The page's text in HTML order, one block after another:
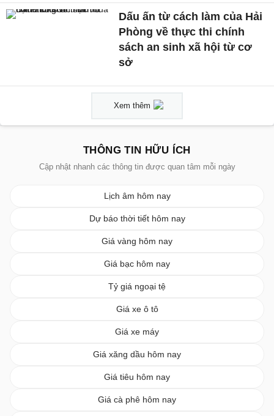
Dấu ấn từ cách làm của Hải
Phòng về thực thi chính
sách an sinh xã hội từ cơ
sở
Xem thêm
THÔNG TIN HỮU ÍCH
Cập nhật nhanh các thông tin được quan tâm mỗi ngày
Lịch âm hôm nay
Dự báo thời tiết hôm nay
Giá vàng hôm nay
Giá bạc hôm nay
Tỷ giá ngoại tệ
Giá xe ô tô
Giá xe máy
Giá xăng dầu hôm nay
Giá tiêu hôm nay
Giá cà phê hôm nay